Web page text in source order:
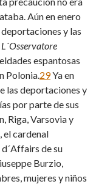
Aún en enero
y las
L´Osservatore
espantosas
Polonia. 29Ya en
las deportaciones y
por parte de sus
Riga, Varsovia y
el cardenal
de su
Burzio,
mujeres y niños